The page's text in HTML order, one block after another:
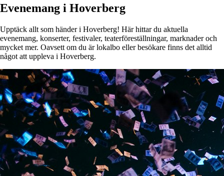
Evenemang i Hoverberg
Upptäck allt som händer i Hoverberg! Här hittar du aktuella
evenemang, konserter, festivaler, teaterföreställningar, marknader och
mycket mer. Oavsett om du är lokalbo eller besökare finns det alltid
något att uppleva i Hoverberg.